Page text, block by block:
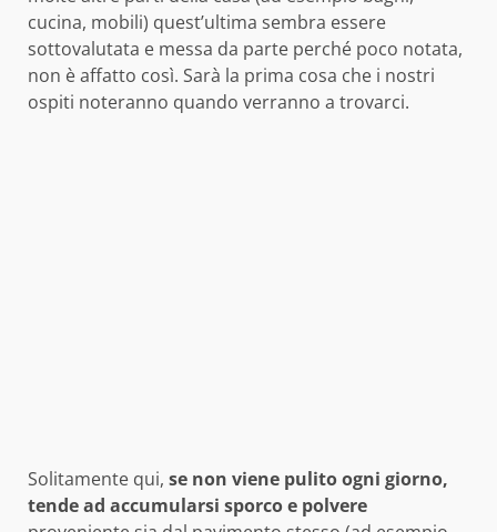
cucina, mobili) quest’ultima sembra essere
sottovalutata e messa da parte perché poco notata,
non è affatto così. Sarà la prima cosa che i nostri
ospiti noteranno quando verranno a trovarci.
Solitamente qui, se non viene pulito ogni giorno,
tende ad accumularsi sporco e polvere